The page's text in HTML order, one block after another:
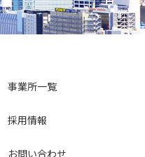
事業所一覧
採用情報
お問い合わせ